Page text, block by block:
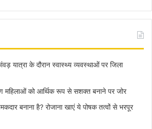
यात्रा के दौरान स्वास्थ्य व्यवस्थाओं पर जिला
महिलाओं को आर्थिक रूप से सशक्त बनाने पर जोर
बनाना है? रोजाना खाएं ये पोषक तत्वों से भरपूर